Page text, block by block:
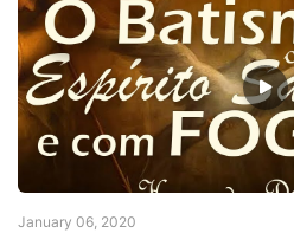
January 06, 2020